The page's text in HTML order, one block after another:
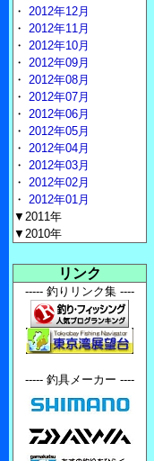
・ 2012年12月
・ 2012年11月
・ 2012年10月
・ 2012年09月
・ 2012年08月
・ 2012年07月
・ 2012年06月
・ 2012年05月
・ 2012年04月
・ 2012年03月
・ 2012年02月
・ 2012年01月
▼2011年
▼2010年
リンク
----- 釣りリンク集 ----
----- 釣具メーカー ----